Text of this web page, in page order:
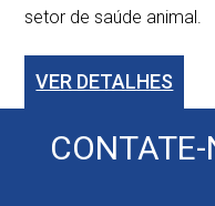
setor de saúde animal.
VER DETALHES
CONTATE-